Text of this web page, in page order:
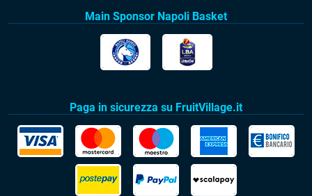
Main Sponsor Napoli Basket
Paga in sicurezza su FruitVillage.it